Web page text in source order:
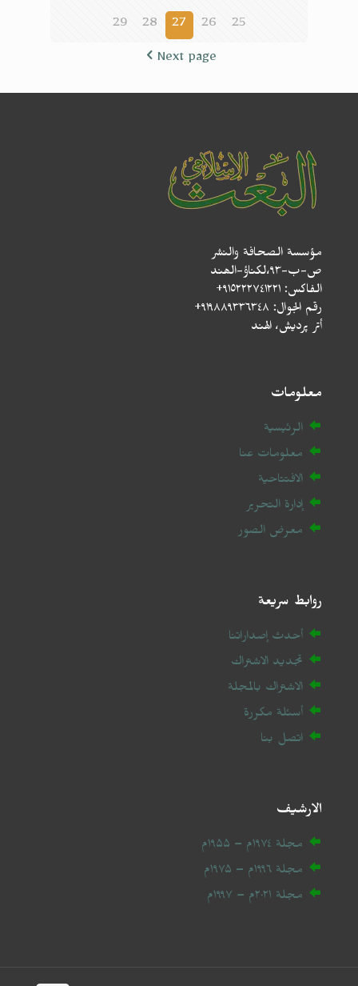
25
26
27
28
29
Next page
مؤسسة الصحافة والنشر
ص-ب-۹۳،لکناؤ-الھند
الفاكس: ٩١٥٢٢٢٧٤١٢٢١+
رقم الجوال: ٩١٩٨٨٩٣٣٦٣٤٨+
أتر پردیش، الهند
معلومات
الرئيسية
معلومات عنا
الافتتاحية
إدارة التحرير
معرض الصور
روابط سريعة
أحدث إصداراتنا
تجديد الاشتراك
الاشتراك بالمجلة
أسئلة مكررة
اتصل بنا
الارشيف
مجلة ۱۹۷٤م – ۱۹۵۵م
مجلة ۱۹۹٦م – ۱۹۷۵م
مجلة ۲۰ ۲۱ م – ۱۹۹۷م